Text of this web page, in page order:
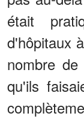
était
d'hôpitaux
nombre
qu'ils